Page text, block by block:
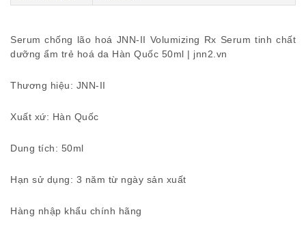
Serum chống lão hoá JNN-II Volumizing Rx Serum tinh chất
dưỡng ẩm trẻ hoá da Hàn Quốc 50ml | jnn2.vn
Thương hiệu: JNN-II
Xuất xứ: Hàn Quốc
Dung tích: 50ml
Hạn sử dụng: 3 năm từ ngày sản xuất
Hàng nhập khẩu chính hãng